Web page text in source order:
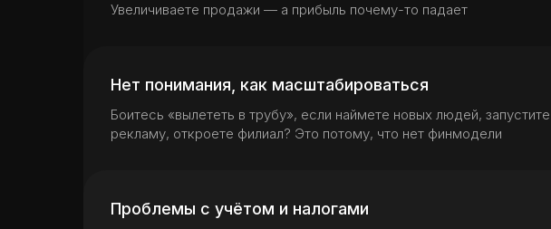
Увеличиваете продажи — а прибыль почему-то падает
Нет понимания, как масштабироваться
Боитесь «вылететь в трубу», если наймете новых людей, запустите
рекламу, откроете филиал? Это потому, что нет финмодели
Проблемы с учётом и налогами